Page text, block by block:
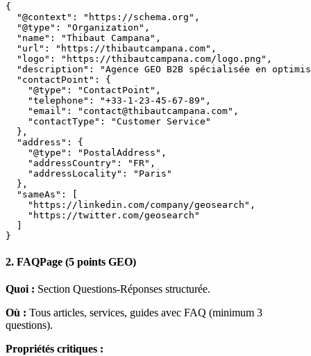
{
  "@context": "https://schema.org",
  "@type": "Organization",
  "name": "Thibaut Campana",
  "url": "https://thibautcampana.com",
  "logo": "https://thibautcampana.com/logo.png",
"description": "Agence GEO B2B spécialisée en
  "contactPoint": {
    "@type": "ContactPoint",
    "telephone": "+33-1-23-45-67-89",
    "email": "contact@thibautcampana.com",
    "contactType": "Customer Service"
  },
  "address": {
    "@type": "PostalAddress",
    "addressCountry": "FR",
    "addressLocality": "Paris"
  },
  "sameAs": [
    "https://linkedin.com/company/geosearch",
    "https://twitter.com/geosearch"
2. FAQPage (5 points GEO)
Quoi : Section Questions-Réponses structurée.
Où : Tous articles, services, guides avec FAQ (minimum 3
questions).
Propriétés critiques :